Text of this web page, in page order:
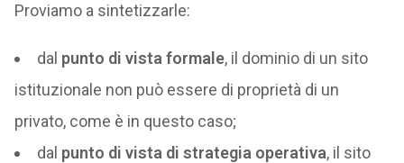
Proviamo a sintetizzarle:
dal punto di vista formale, il dominio di un sito
istituzionale non può essere di proprietà di un
privato, come è in questo caso;
dal punto di vista di strategia operativa, il sito